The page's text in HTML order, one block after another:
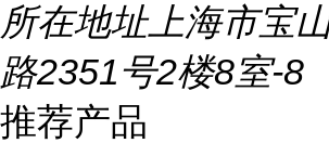
所在地址上海市宝
路2351号2楼8室-8
推荐产品